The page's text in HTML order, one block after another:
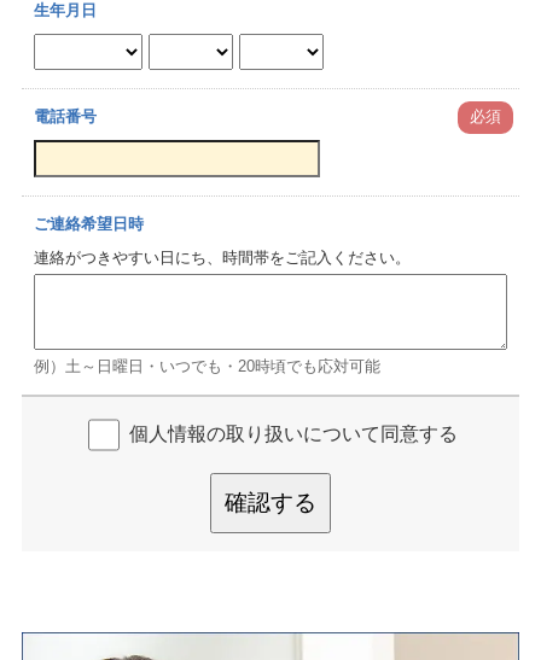
生年月日
電話番号 必須
ご連絡希望日時
連絡がつきやすい日にち、時間帯をご記入ください。
例）土～日曜日・いつでも・20時頃でも応対可能
個人情報の取り扱いについて同意する
確認する